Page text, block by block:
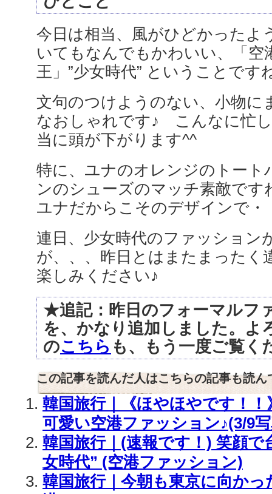
今日は相当、風がひどかったよ
いてもなんでもかわいい、「空
王」”少女時代” ということです
文句のつけようのない、小物に
なおしゃれです♪ こんなに忙
当に頭が下がります^^
特に、ユナのオレンジのトート
ンのシューズのマッチ素敵で
ユナだからこそのデザインで・
連日、少女時代のファッション
が、、、昨日とはまたまったく
楽しみください♪
★追記：昨日のフォーマルフ
を、かなり追加しました。よ
のこちら も、もう一度ご覧く
この記事を読んだ人はこちらの記事も読ん
韓国旅行｜《ほやほやです！！
可愛い空港ファッション♪(3/9
韓国旅行｜(速報です！) 笑顔で
女時代” (空港ファッション)
韓国旅行｜今朝も東京に向かっ